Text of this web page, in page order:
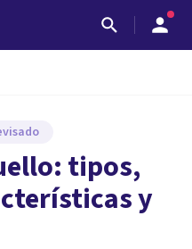
tipos,
y